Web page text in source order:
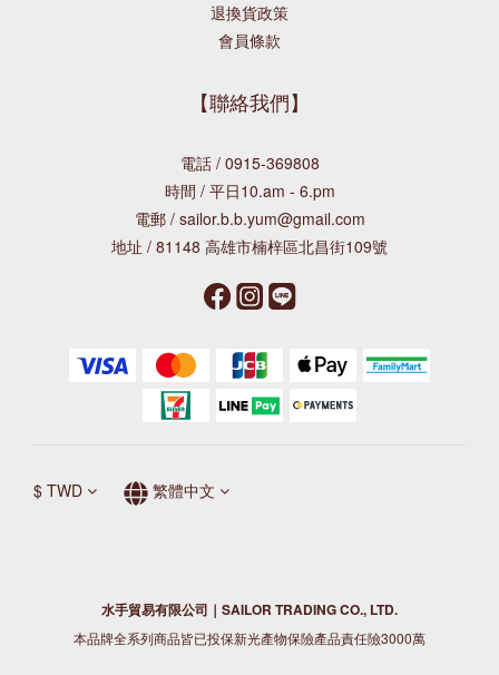
退換貨政策
會員條款
【聯絡我們】
電話 / 0915-369808
時間 / 平日10.am - 6.pm
電郵 / sailor.b.b.yum@gmail.com
地址 / 81148 高雄市楠梓區北昌街109號
$ TWD 繁體中文
水手貿易有限公司｜SAILOR TRADING CO., LTD.
本品牌全系列商品皆已投保新光產物保險產品責任險3000萬